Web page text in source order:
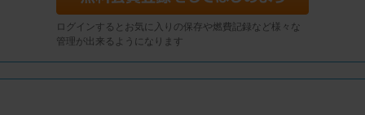
ログインするとお気に入りの保存や燃費記録など様々な
管理が出来るようになります